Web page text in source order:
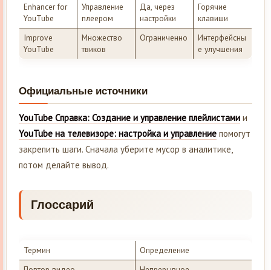
Enhancer for
YouTube
Управление
плеером
Да, через
настройки
Горячие
клавиши
Improve
YouTube
Множество
твиков
Ограниченно
Интерфейсны
е улучшения
Официальные источники
YouTube Справка: Создание и управление плейлистами и
YouTube на телевизоре: настройка и управление помогут
закрепить шаги. Сначала уберите мусор в аналитике,
потом делайте вывод.
Глоссарий
Термин
Определение